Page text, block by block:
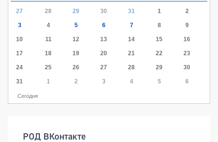
27 28 29 30 31 1 2
3 4 5 6 7 8 9
10 11 12 13 14 15 16
17 18 19 20 21 22 23
24 25 26 27 28 29 30
31 1 2 3 4 5 6
Сегодня
РОД ВКонтакте